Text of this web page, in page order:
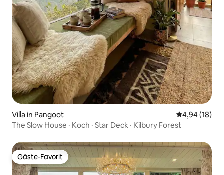
Villa in Pangoot
4,94 (18)
The Slow House · Koch · Star Deck · Kilbury Forest
Gäste-Favorit
Gäste-Favorit